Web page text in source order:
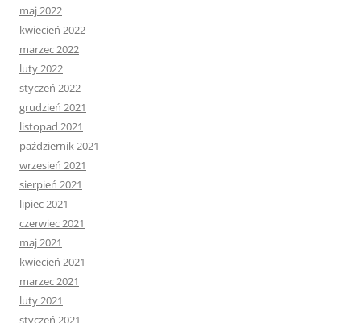
maj 2022
kwiecień 2022
marzec 2022
luty 2022
styczeń 2022
grudzień 2021
listopad 2021
październik 2021
wrzesień 2021
sierpień 2021
lipiec 2021
czerwiec 2021
maj 2021
kwiecień 2021
marzec 2021
luty 2021